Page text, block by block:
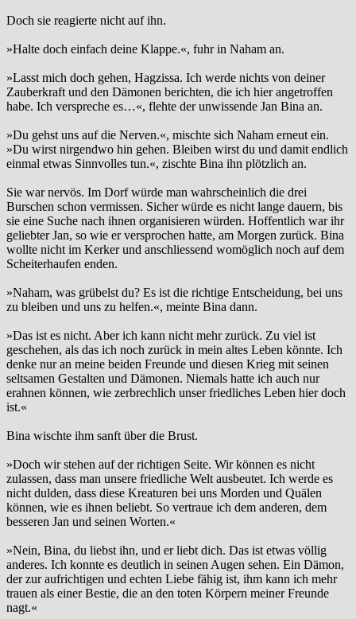
Doch sie reagierte nicht auf ihn.
»Halte doch einfach deine Klappe.«, fuhr in Naham an.
»Lasst mich doch gehen, Hagzissa. Ich werde nichts von deiner
Zauberkraft und den Dämonen berichten, die ich hier angetroffen
habe. Ich verspreche es…«, flehte der unwissende Jan Bina an.
»Du gehst uns auf die Nerven.«, mischte sich Naham erneut ein.
»Du wirst nirgendwo hin gehen. Bleiben wirst du und damit endlich
einmal etwas Sinnvolles tun.«, zischte Bina ihn plötzlich an.
Sie war nervös. Im Dorf würde man wahrscheinlich die drei
Burschen schon vermissen. Sicher würde es nicht lange dauern, bis
sie eine Suche nach ihnen organisieren würden. Hoffentlich war ihr
geliebter Jan, so wie er versprochen hatte, am Morgen zurück. Bina
wollte nicht im Kerker und anschliessend womöglich noch auf dem
Scheiterhaufen enden.
»Naham, was grübelst du? Es ist die richtige Entscheidung, bei uns
zu bleiben und uns zu helfen.«, meinte Bina dann.
»Das ist es nicht. Aber ich kann nicht mehr zurück. Zu viel ist
geschehen, als das ich noch zurück in mein altes Leben könnte. Ich
denke nur an meine beiden Freunde und diesen Krieg mit seinen
seltsamen Gestalten und Dämonen. Niemals hatte ich auch nur
erahnen können, wie zerbrechlich unser friedliches Leben hier doch
ist.«
Bina wischte ihm sanft über die Brust.
»Doch wir stehen auf der richtigen Seite. Wir können es nicht
zulassen, dass man unsere friedliche Welt ausbeutet. Ich werde es
nicht dulden, dass diese Kreaturen bei uns Morden und Quälen
können, wie es ihnen beliebt. So vertraue ich dem anderen, dem
besseren Jan und seinen Worten.«
»Nein, Bina, du liebst ihn, und er liebt dich. Das ist etwas völlig
anderes. Ich konnte es deutlich in seinen Augen sehen. Ein Dämon,
der zur aufrichtigen und echten Liebe fähig ist, ihm kann ich mehr
trauen als einer Bestie, die an den toten Körpern meiner Freunde
nagt.«